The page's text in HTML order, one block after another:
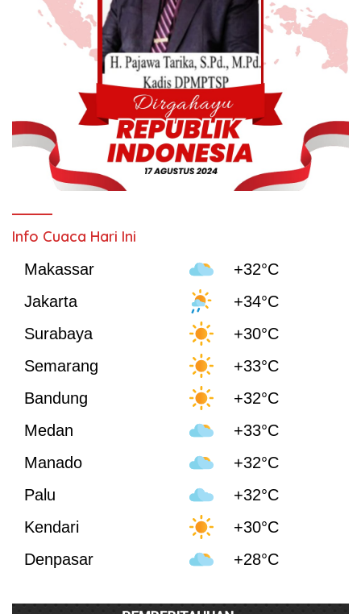
Info Cuaca Hari Ini
Makassar
+32°C
Jakarta
+34°C
Surabaya
+30°C
Semarang
+33°C
Bandung
+32°C
Medan
+33°C
Manado
+32°C
Palu
+32°C
Kendari
+30°C
Denpasar
+28°C